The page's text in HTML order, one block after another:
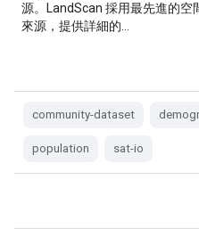
源。LandScan 採用最先進的
來源，提供詳細的…
community-dataset
population sat-io